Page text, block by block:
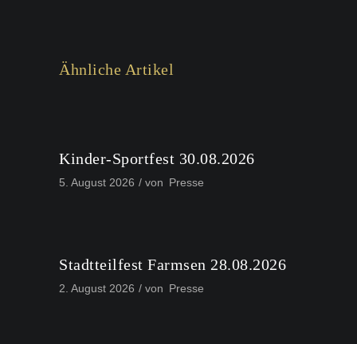
Ähnliche Artikel
Kinder-Sportfest 30.08.2026
5. August 2026 von Presse
Stadtteilfest Farmsen 28.08.2026
2. August 2026 von Presse